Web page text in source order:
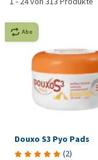
Abo
Douxo S3 Pyo Pads
(2)